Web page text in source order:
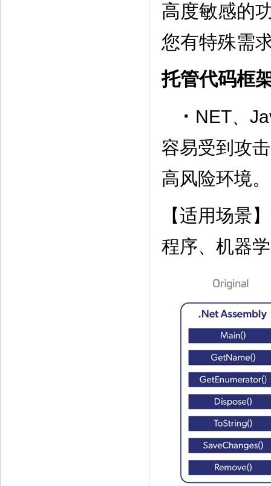
高度敏感的
您有特殊需
托管代码框
· NET、
容易受到攻
高风险环境。
【适用场景
程序、机器